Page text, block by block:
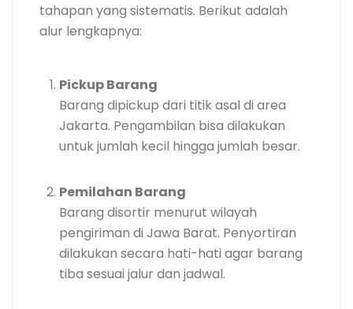
tahapan yang sistematis. Berikut adalah
alur lengkapnya:
Pickup Barang
Barang dipickup dari titik asal di area
Jakarta. Pengambilan bisa dilakukan
untuk jumlah kecil hingga jumlah besar.
Pemilahan Barang
Barang disortir menurut wilayah
pengiriman di Jawa Barat. Penyortiran
dilakukan secara hati-hati agar barang
tiba sesuai jalur dan jadwal.